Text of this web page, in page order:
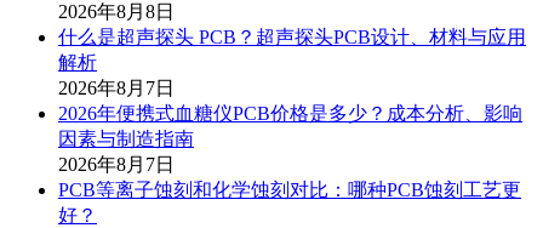
2026年8月8日
什么是超声探头 PCB？超声探头PCB设计、材料与应用
解析
2026年8月7日
2026年便携式血糖仪PCB价格是多少？成本分析、影响
因素与制造指南
2026年8月7日
PCB等离子蚀刻和化学蚀刻对比：哪种PCB蚀刻工艺更
好？